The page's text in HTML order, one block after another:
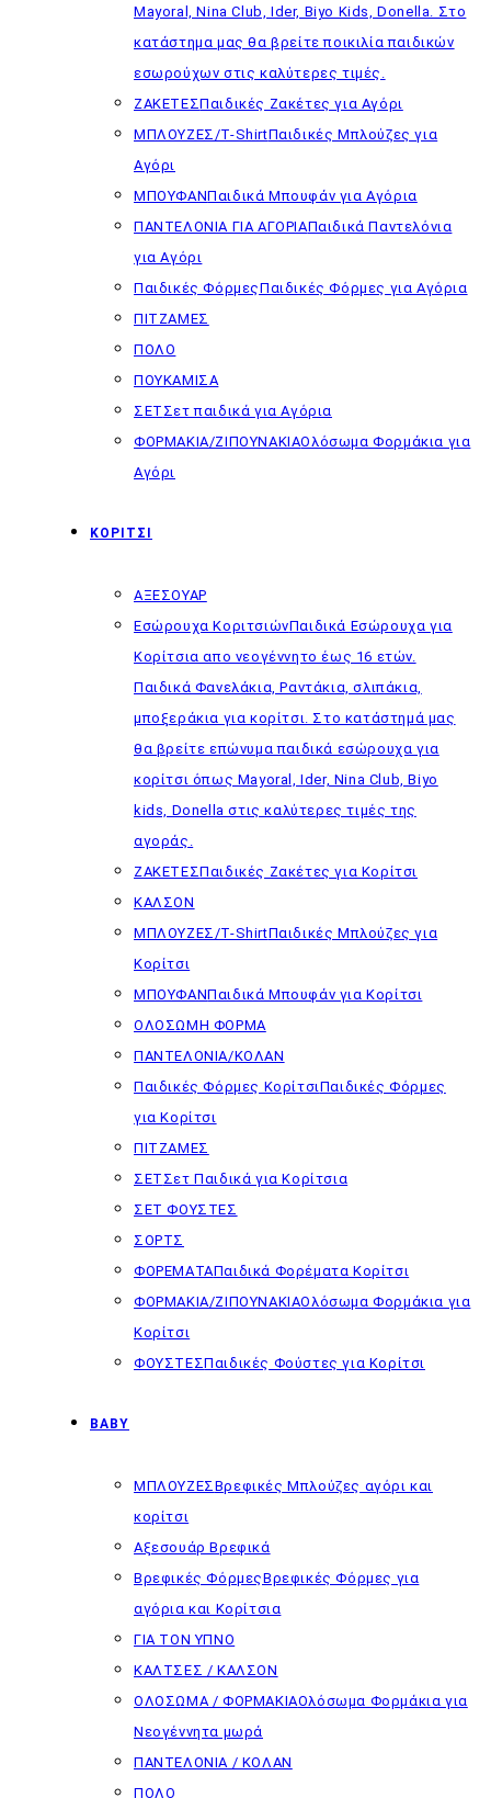
Mayoral, Nina Club, Ider, Biyo Kids, Donella. Στο
κατάστημα μας θα βρείτε ποικιλία παιδικών
εσωρούχων στις καλύτερες τιμές.
ΖΑΚΕΤΕΣΠαιδικές Ζακέτες για Αγόρι
ΜΠΛΟΥΖΕΣ/T-ShirtΠαιδικές Μπλούζες για
Αγόρι
ΜΠΟΥΦΑΝΠαιδικά Μπουφάν για Αγόρια
ΠΑΝΤΕΛΟΝΙΑ ΓΙΑ ΑΓΟΡΙΑΠαιδικά Παντελόνια
για Αγόρι
Παιδικές ΦόρμεςΠαιδικές Φόρμες για Αγόρια
ΠΙΤΖΑΜΕΣ
ΠΟΛΟ
ΠΟΥΚΑΜΙΣΑ
ΣΕΤ Σετ παιδικά για Αγόρια
ΦΟΡΜΑΚΙΑ/ΖΙΠΟΥΝΑΚΙΑΟλόσωμα Φορμάκια για
Αγόρι
ΚΟΡΙΤΣΙ
ΑΞΕΣΟΥΑΡ
Εσώρουχα ΚοριτσιώνΠαιδικά Εσώρουχα για
Κορίτσια απο νεογέννητο έως 16 ετών.
Παιδικά Φανελάκια, Ραντάκια, σλιπάκια,
μποξεράκια για κορίτσι. Στο κατάστημά μας
θα βρείτε επώνυμα παιδικά εσώρουχα για
κορίτσι όπως Mayoral, Ider, Nina Club, Biyo
kids, Donella στις καλύτερες τιμές της
αγοράς.
ΖΑΚΕΤΕΣΠαιδικές Ζακέτες για Κορίτσι
ΚΑΛΣΟΝ
ΜΠΛΟΥΖΕΣ/T-ShirtΠαιδικές Μπλούζες για
Κορίτσι
ΜΠΟΥΦΑΝΠαιδικά Μπουφάν για Κορίτσι
ΟΛΟΣΩΜΗ ΦΟΡΜΑ
ΠΑΝΤΕΛΟΝΙΑ/ΚΟΛΑΝ
Παιδικές Φόρμες ΚορίτσιΠαιδικές Φόρμες
για Κορίτσι
ΠΙΤΖΑΜΕΣ
ΣΕΤ Σετ Παιδικά για Κορίτσια
ΣΕΤ ΦΟΥΣΤΕΣ
ΣΟΡΤΣ
ΦΟΡΕΜΑΤΑΠαιδικά Φορέματα Κορίτσι
ΦΟΡΜΑΚΙΑ/ΖΙΠΟΥΝΑΚΙΑΟλόσωμα Φορμάκια για
Κορίτσι
ΦΟΥΣΤΕΣΠαιδικές Φούστες για Κορίτσι
BABY
ΜΠΛΟΥΖΕΣΒρεφικές Μπλούζες αγόρι και
κορίτσι
Αξεσουάρ Βρεφικά
Βρεφικές ΦόρμεςΒρεφικές Φόρμες για
αγόρια και Κορίτσια
ΓΙΑ ΤΟΝ ΥΠΝΟ
ΚΑΛΤΣΕΣ / ΚΑΛΣΟΝ
ΟΛΟΣΩΜΑ / ΦΟΡΜΑΚΙΑΟλόσωμα Φορμάκια για
Νεογέννητα μωρά
ΠΑΝΤΕΛΟΝΙΑ / ΚΟΛΑΝ
ΠΟΛΟ